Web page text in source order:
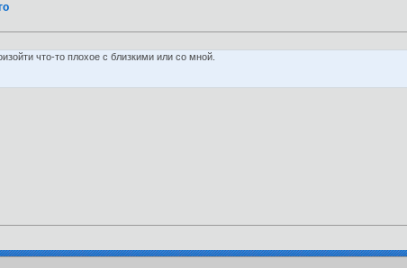
что-то плохое с близкими или со мной.